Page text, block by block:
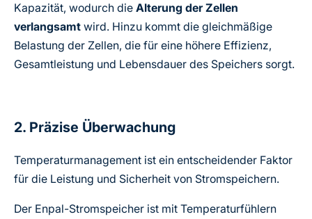
Kapazität, wodurch die Alterung der Zellen
verlangsamtwird. Hinzu kommt die gleichmäßige
Belastung der Zellen, die für eine höhere Effizienz,
Gesamtleistung und Lebensdauer des Speichers sorgt.
2. Präzise Überwachung
Temperaturmanagement ist ein entscheidender Faktor
für die Leistung und Sicherheit von Stromspeichern.
Der Enpal-Stromspeicher ist mit Temperaturfühlern